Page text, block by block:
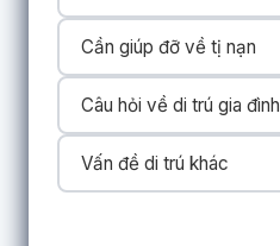
Cần giúp đỡ về tị nạn
Câu hỏi về di trú gia đình
Vấn đề di trú khác